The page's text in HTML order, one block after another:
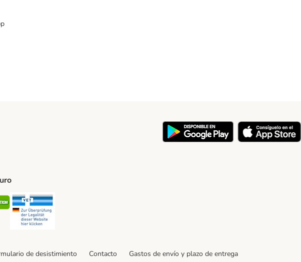
Security
de desistimiento Contacto Gastos de envío y plazo de entrega